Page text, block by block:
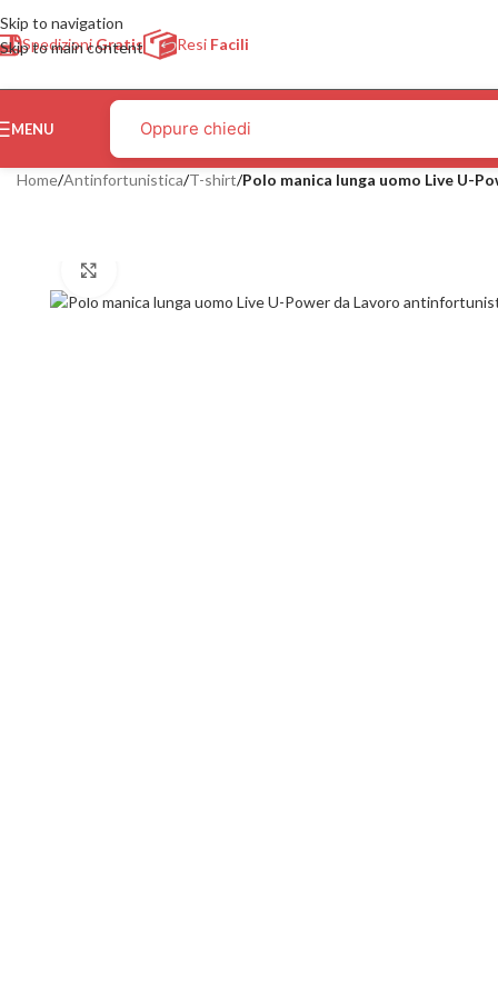
Skip to navigation
Skip to main content
SpedizioniGratis Resi Facili
MENU
Home/Antinfortunistica/T-shirt/Polo manica lunga uomo Live U-